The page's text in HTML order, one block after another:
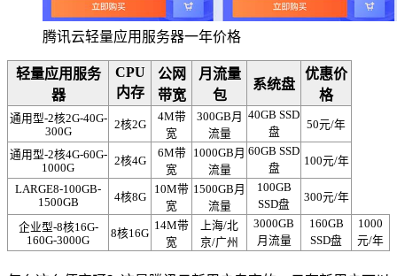
腾讯云轻量应用服务器一年价格
轻量应用服务
器
CPU
内存
公网
带宽
月流量
包
系统盘
优惠价
格
通用型-2核2G-40G-
300G
2核2G
4M带
宽
300GB月
流量
40GB SSD
盘
50元/年
通用型-2核4G-60G-
1000G
2核4G
6M带
宽
1000GB月
流量
60GB SSD
盘
100元/年
LARGE8-100GB-
1500GB
4核8G
10M带
宽
1500GB月
流量
100GB
SSD盘
300元/年
企业型-8核16G-
160G-3000G
8核16G
14M带
宽
上海/北
京/广州
3000GB
月流量
160GB
SSD盘
1000
元/年